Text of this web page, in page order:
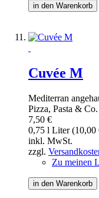
in den Warenkorb
Cuvée M
Mediterran
Pizza, Pasta & Co.
7,50 €
0,75 l Liter (10,00
inkl. MwSt.
zzgl.
Zu meinen
in den Warenkorb